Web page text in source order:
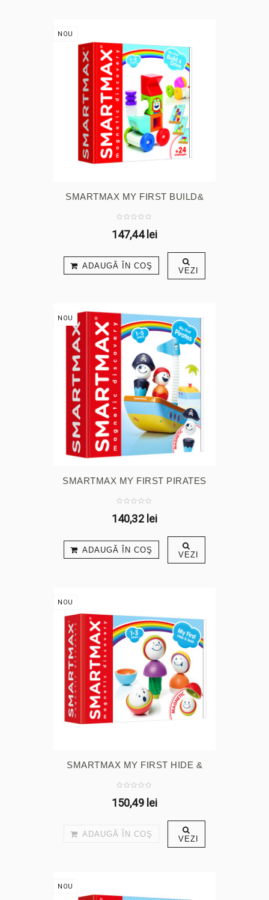
NOU
SMARTMAX MY FIRST BUILD&
147,44 lei
ADAUGĂ ÎN COŞ VEZI
NOU
SMARTMAX MY FIRST PIRATES
140,32 lei
ADAUGĂ ÎN COŞ VEZI
NOU
SMARTMAX MY FIRST HIDE &
150,49 lei
ADAUGĂ ÎN COŞ VEZI
NOU